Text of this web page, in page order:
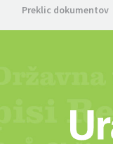
Preklic dokumentov